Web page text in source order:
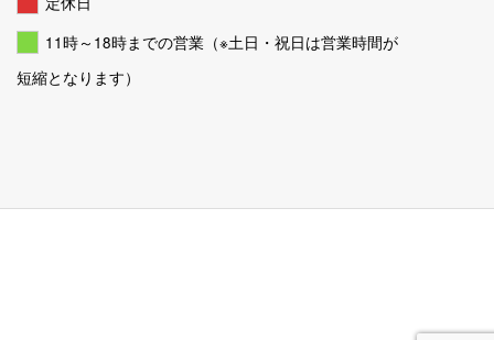
11時～18時までの営業（※土日・祝日は営業時間が
短縮となります）